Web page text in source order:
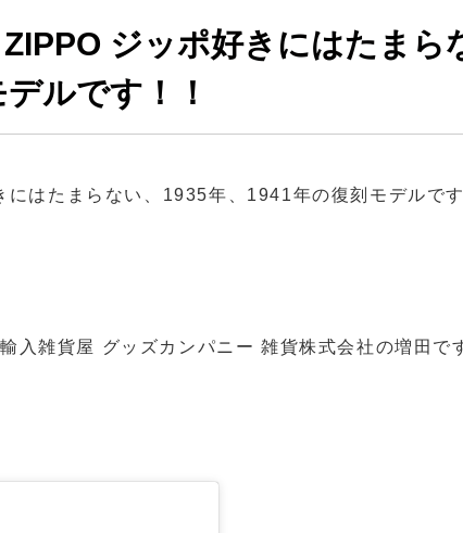
ジッポ好きにはたまら
ルです！！
はたまらない、1935年、1941年の復刻モデルです
入雑貨屋 グッズカンパニー 雑貨株式会社の増田で